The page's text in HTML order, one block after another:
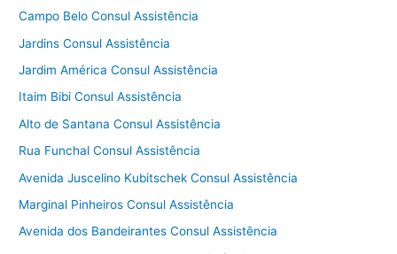
Campo Belo Consul Assistência
Jardins Consul Assistência
Jardim América Consul Assistência
Itaim Bibi Consul Assistência
Alto de Santana Consul Assistência
Rua Funchal Consul Assistência
Avenida Juscelino Kubitschek Consul Assistência
Marginal Pinheiros Consul Assistência
Avenida dos Bandeirantes Consul Assistência